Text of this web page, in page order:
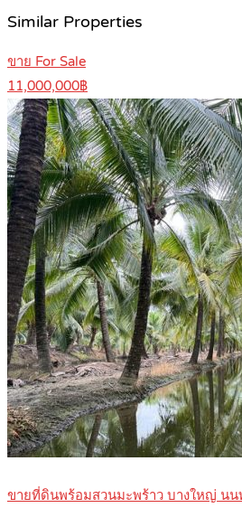
Similar Properties
ขาย For Sale
11,000,000฿
ขายที่ดินพร้อมสวนมะพร้าว บางใหญ่ นน